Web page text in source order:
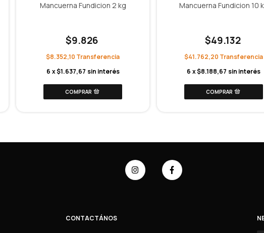
Mancuerna Fundicion 2 kg
$9.826
$8.352,10
6 x$1.637,67 sin interés
Mancuerna Fundicion 10
$49.132
$41.762,20
6 x$8.188,67 sin interés
CONTACTÁNOS